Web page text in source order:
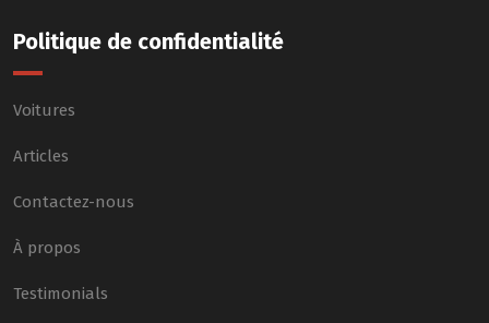
Politique de confidentialité
Voitures
Articles
Contactez-nous
À propos
Testimonials